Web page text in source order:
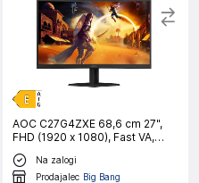
AOC C27G4ZXE 68,6 cm 27",
FHD (1920 x 1080), Fast VA,
1500R, 280Hz gaming ukrivljen
monitorNa zalogi
Prodajalec Big Bang